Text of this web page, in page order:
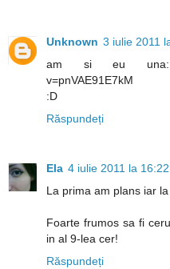
Unknown 3 iulie 2011
am si eu una:
v=pnVAE91E7kM
:D
Răspundeți
Ela 4 iulie 2011 la 16:22
La prima am plans iar
Foarte frumos sa fi
in al 9-lea cer!
Răspundeți